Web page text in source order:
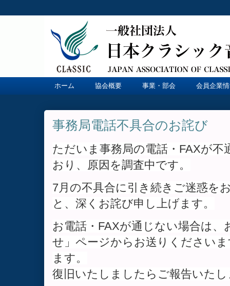
ホーム 協会概要 事業・部会 会員企業
事務局電話不具合のお詫び
ただいま事務局の電話・FAXが不
おり、
原因を調査中です。
7月の不具合に引き続きご迷惑を
と、深くお詫び申し上げます。
お電話・FAXが通じない場合は、
せ」ページからお送りください
ます。
復旧いたしましたらご報告いた